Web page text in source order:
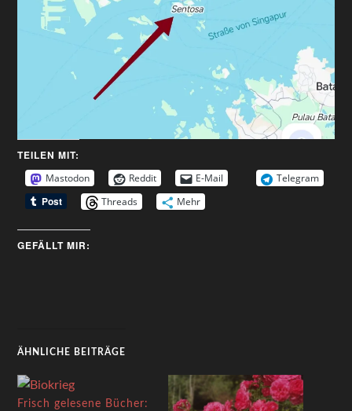
TEILEN MIT:
Mastodon Reddit E-Mail
Telegram
Threads
Mehr
GEFÄLLT MIR:
ÄHNLICHE BEITRÄGE
Frisch gelesene Bücher: